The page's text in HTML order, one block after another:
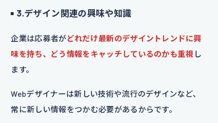
3.デザイン関連の興味や知識
企業は応募者がどれだけ最新のデザイントレンドに興
味を持ち、どう情報をキャッチしているのかも重視 し
ます。
Webデザイナーは新しい技術や流行のデザインなど、
常に新しい情報をつかむ必要があるからです。